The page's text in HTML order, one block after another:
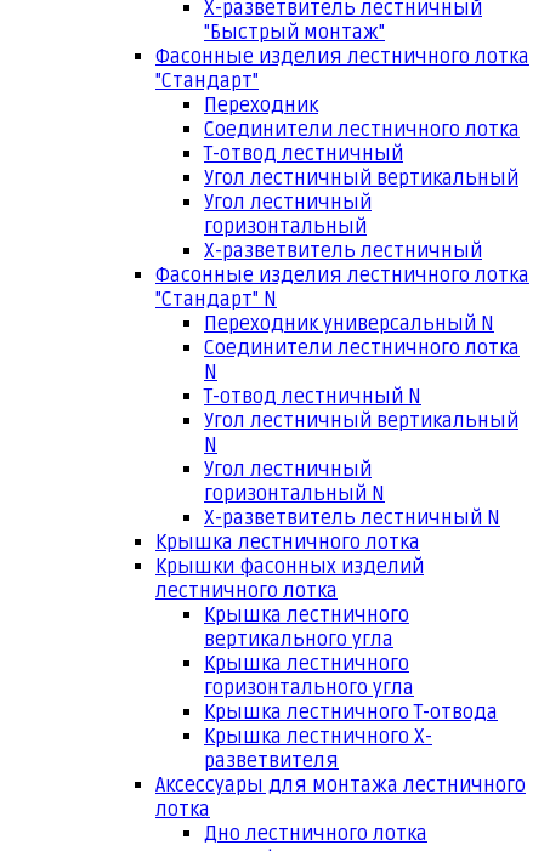
Х-разветвитель лестничный
"Быстрый монтаж"
Фасонные изделия лестничного лотка
"Стандарт"
Переходник
Соединители лестничного лотка
Т-отвод лестничный
Угол лестничный вертикальный
Угол лестничный
горизонтальный
Х-разветвитель лестничный
Фасонные изделия лестничного лотка
"Стандарт" N
Переходник универсальный N
Соединители лестничного лотка
N
Т-отвод лестничный N
Угол лестничный вертикальный
N
Угол лестничный
горизонтальный N
Х-разветвитель лестничный N
Крышка лестничного лотка
Крышки фасонных изделий
лестничного лотка
Крышка лестничного
вертикального угла
Крышка лестничного
горизонтального угла
Крышка лестничного Т-отвода
Крышка лестничного Х-
разветвителя
Аксессуары для монтажа лестничного
лотка
Дно лестничного лотка